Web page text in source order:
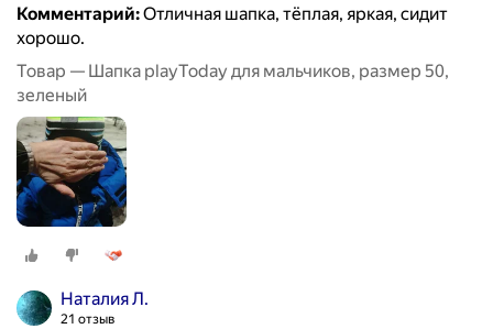
Комментарий:Отличная шапка, тёплая, яркая, сидит
хорошо.
Товар — Шапка playToday для мальчиков, размер 50,
зеленый
Наталия Л.
21 отзыв